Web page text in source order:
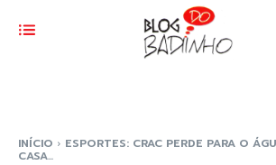
INÍCIO ESPORTES: CRAC PERDE PARA O
CASA...